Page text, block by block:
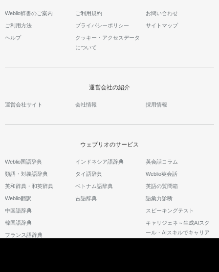
Weblio辞書のご案内 ご利用規約 お問い合わせ
ご利用方法 プライバシーポリシー サイトマップ
ヘルプ
クッキー・アクセスデータ
について
運営会社の紹介
運営会社サイト 会社情報 採用情報
ウェブリオのサービス
Weblio国語辞典
類語・対義語辞典
英和辞典・和英辞典
Weblio翻訳
中国語辞典
韓国語辞典
フランス語辞典
インドネシア語辞典
タイ語辞典
ベトナム語辞典
古語辞典
英会話コラム
Weblio英会話
英語の質問箱
語彙力診断
スピーキングテスト
キャリジェネ～生成AIスク
ール・AIスキルでキャリア